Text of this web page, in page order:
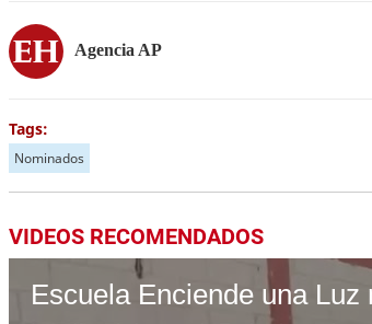
Agencia AP
Tags:
Nominados
VIDEOS RECOMENDADOS